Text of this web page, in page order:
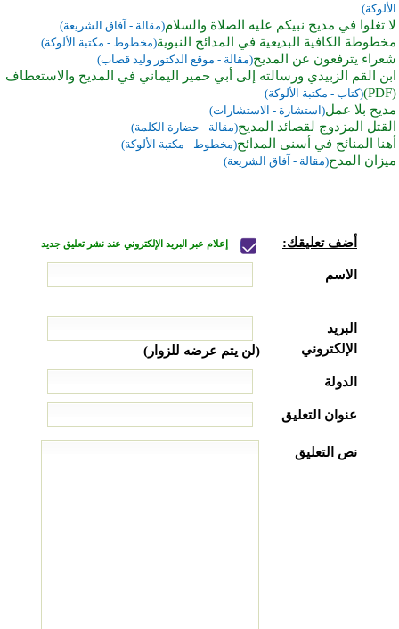
الألوكة)
لا تغلوا في مديح نبيكم عليه الصلاة والسلام(مقالة - آفاق الشريعة)
مخطوطة الكافية البديعية في المدائح النبوية(مخطوط - مكتبة الألوكة)
شعراء يترفعون عن المديح(مقالة - موقع الدكتور وليد قصاب)
ابن القم الزبيدي ورسالته إلى أبي حمير اليماني في المديح والاستعطاف
(PDF)
(كتاب - مكتبة الألوكة)
مديح بلا عمل(استشارة - الاستشارات)
القتل المزدوج لقصائد المديح(مقالة - حضارة الكلمة)
أهنا المنائح في أسنى المدائح(مخطوط - مكتبة الألوكة)
ميزان المدح(مقالة - آفاق الشريعة)
أضف تعليقك: إعلام عبر البريد الإلكتروني عند نشر تعليق جديد
الاسم
البريد
الإلكتروني
(لن يتم عرضه للزوار)
الدولة
عنوان التعليق
نص التعليق